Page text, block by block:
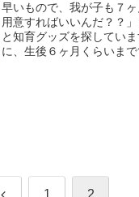
早いもので、我が子も７
用意すればいいんだ？？
と知育グッズを探してい
に、生後６ヶ月くらいま
前